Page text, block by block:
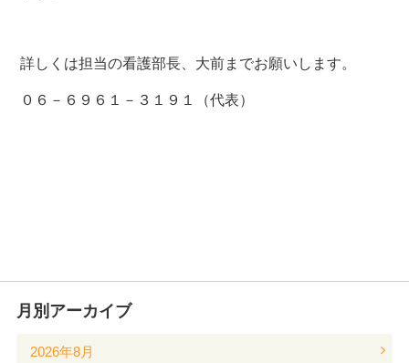
詳しくは担当の看護部長、大前までお願いします。
０６－６９６１－３１９１（代表）
月別アーカイブ
2026年8月